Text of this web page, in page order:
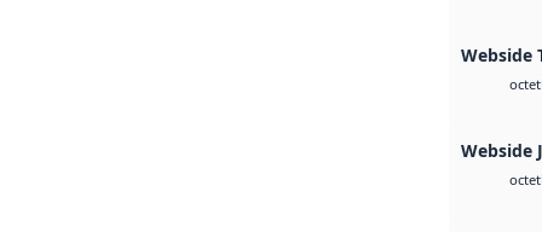
Webside
octet
Webside
octet